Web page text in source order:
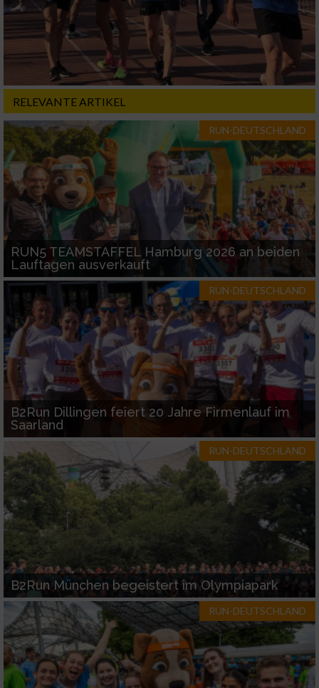
RELEVANTE ARTIKEL
RUN-DEUTSCHLAND
RUN5 TEAMSTAFFEL Hamburg 2026 an beiden
Lauftagen ausverkauft
RUN-DEUTSCHLAND
B2Run Dillingen feiert 20 Jahre Firmenlauf im
Saarland
RUN-DEUTSCHLAND
B2Run München begeistert im Olympiapark
RUN-DEUTSCHLAND
Nicht-IAB-Verarbeitungszwecke:
Notwendig
Performance
Funktional
Werbung